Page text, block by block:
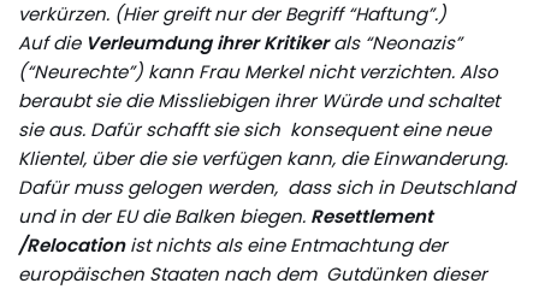
verkürzen. (Hier greift nur der Begriff “Haftung”.)
Auf die Verleumdung ihrer Kritikerals “Neonazis”
(“Neurechte”) kann Frau Merkel nicht verzichten. Also
beraubt sie die Missliebigen ihrer Würde und schaltet
sie aus. Dafür schafft sie sich konsequent eine neue
Klientel, über die sie verfügen kann, die Einwanderung.
Dafür muss gelogen werden, dass sich in Deutschland
und in der EU die Balken biegen. Resettlement
/Relocationist nichts als eine Entmachtung der
europäischen Staaten nach dem Gutdünken dieser